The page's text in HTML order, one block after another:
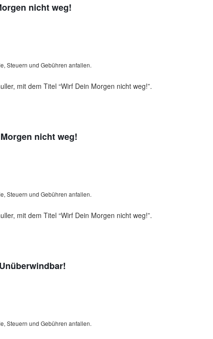
nicht weg!
Steuern und Gebühren anfallen.
mit dem Titel “Wirf Dein Morgen nicht weg!”.
nicht weg!
Steuern und Gebühren anfallen.
mit dem Titel “Wirf Dein Morgen nicht weg!”.
Steuern und Gebühren anfallen.